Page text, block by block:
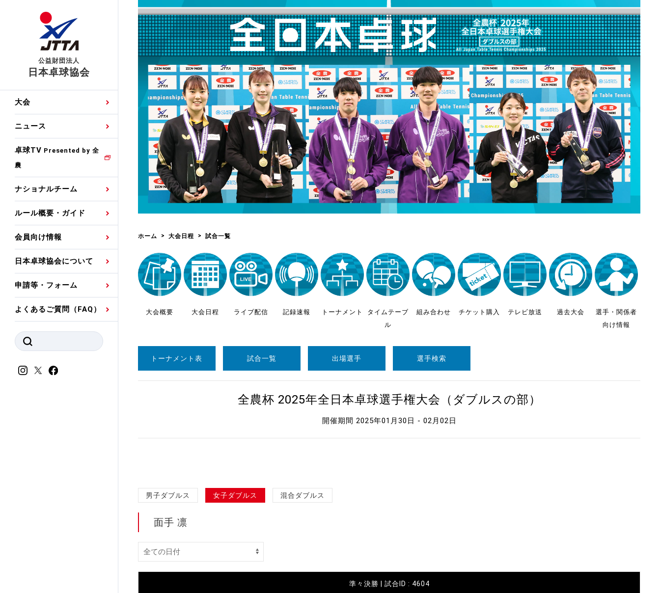
公益財団法人
日本卓球協会
大会 日程
公式記録
国内ランキング
公式大会優勝記録
ニュース
大会・試合
日本代表
TV・メディア情報
その他
卓球TV Presented by 全
農
ナショナルチーム
男子ナショナルチーム選
手・候補
女子ナショナルチーム選
手・候補
男子世界ランキング
女子世界ランキング
強化スタッフ
ルール概要・ガイド
卓球の基本的なルール
競技規則
観戦ガイド
卓球用語集
スポーツ栄養カルタ
会員向け情報
協会会員登録
ゼッケンについて
競技者育成事業
審判
公認メーカー一覧
委員会
日本卓球協会について
卓球協会のミッション
会長あいさつ
役員委員
沿革・組織図
取り組み・活動
ハンドブックデータ
事業計画・事業報告
販売品一覧
申請等・フォーム
国際交流届申込みフォーム
国際大会自主参加申請
競技ウエア広告申請
競技ウエアチーム名申請
日本卓球ルールのお問い合
審判員ネームプレート制作
申込
よくあるご質問（FAQ）
ホーム 大会日程 試合一覧
大会概要 大会日程 ライブ配信 記録速報 トーナメント
タイムテーブ
ル
組み合わせ チケット購入 テレビ放送 過去大会
選手・関係者
向け情報
トーナメント表 試合一覧 出場選手 選手検索
全農杯 2025年全日本卓球選手権大会（ダブルスの部）
開催期間 2025年01月30日 - 02月02日
男子ダブルス 女子ダブルス 混合ダブルス
面手 凛
準々決勝 | 試合ID : 4604